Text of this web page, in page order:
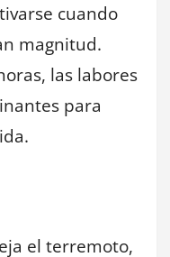
cuando
magnitud.
las labores
para
el terremoto,